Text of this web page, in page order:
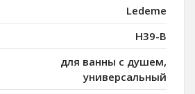
Ledeme
H39-B
для ванны с душем,
универсальный